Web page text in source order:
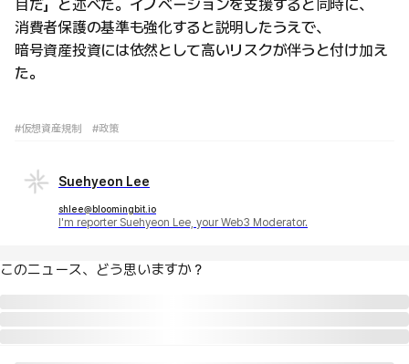
目だ」と述べた。イノベーションを支援すると同時に、
消費者保護の基準も強化すると説明したうえで、
暗号資産投資には依然として高いリスクが伴うと付け加え
た。
#仮想資産規制 #政策
Suehyeon Lee
shlee@bloomingbit.io
I'm reporter Suehyeon Lee, your Web3 Moderator.
このニュース、どう思いますか？